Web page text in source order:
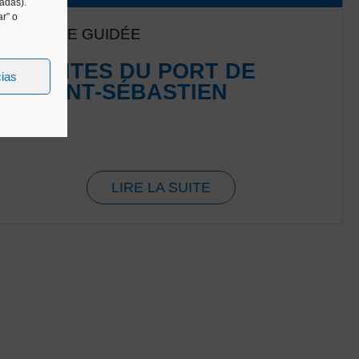
o
VISITE GUIDÉE
VISITES DU PORT DE
SAINT-SÉBASTIEN
LIRE LA SUITE